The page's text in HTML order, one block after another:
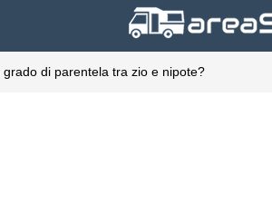
grado di parentela tra zio e nipote?